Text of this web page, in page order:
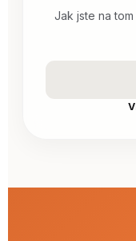
Jak jste na